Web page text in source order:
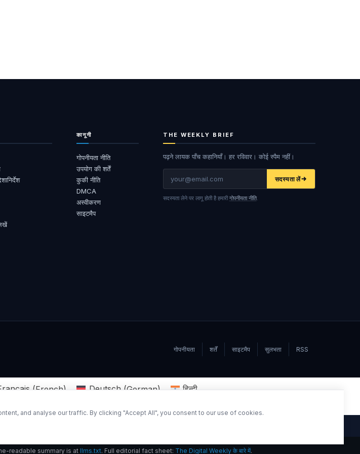
and analyse our traffic. By clicking "Accept All", you consent to our use of cookies.
कानूनी
गोपनीयता नीति
उपयोग की शर्तें
कुकी नीति
DMCA
अस्वीकरण
साइटमैप
THE WEEKLY BRIEF
पढ़ने लायक पाँच कहानियाँ। हर रविवार। कोई स्पैम नहीं।
सदस्यता लें
सदस्यता लेने पर लागू होती है हमारीगोपनीयता नीति.
गोपनीयता शर्तें साइटमैप सुलभता RSS
(French) Deutsch(German) हिन्दी
readable summary is at llms.txt. Full editorial fact sheet: The Digital Weekly के बारे में.